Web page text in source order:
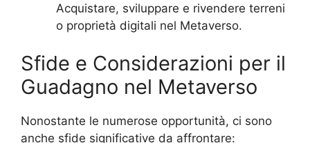
Acquistare, sviluppare e rivendere terreni
o proprietà digitali nel Metaverso.
Sfide e Considerazioni per il
Guadagno nel Metaverso
Nonostante le numerose opportunità, ci sono
anche sfide significative da affrontare: